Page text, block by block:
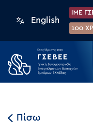
English
IME
100
Πίσω